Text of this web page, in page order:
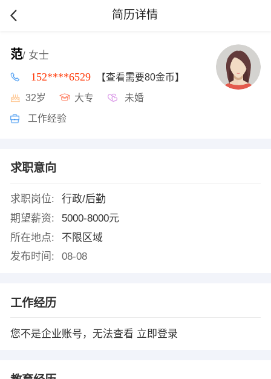
简历详情
范/ 女士
152****6529 【查看需要80金币】
32岁 大专 未婚
工作经验
求职意向
求职岗位:
行政/后勤
期望薪资:
5000-8000元
所在地点:
不限区域
发布时间:
08-08
工作经历
您不是企业账号，无法查看 立即登录